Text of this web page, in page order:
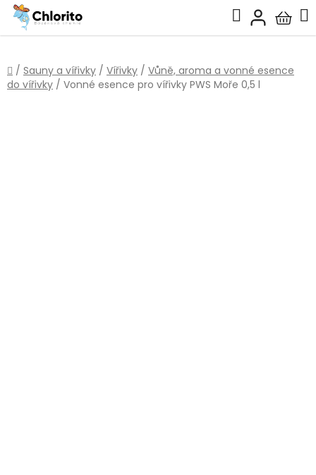
Přejít
obsah
Hledat
košík
Domů
/ Sauny a vířivky / Vířivky / Vůně, aroma a vonné esence
do vířivky / Vonné esence pro vířivky PWS Moře 0,5 l